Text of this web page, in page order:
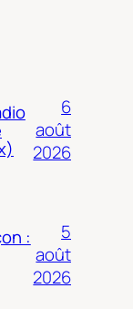
6
août
2026
:
5
août
2026